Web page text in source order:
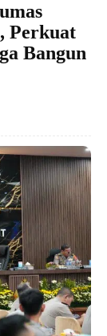
Perkuat
Bangun